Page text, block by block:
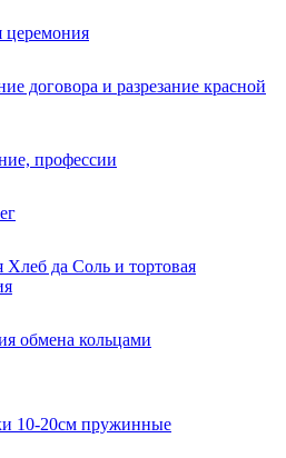
церемония
договора и разрезание красной
профессии
Хлеб да Соль и тортовая
обмена кольцами
10-20см пружинные